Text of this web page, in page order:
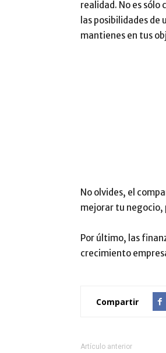
realidad. No es sólo
las posibilidades
mantienes en tus
No olvides, el
mejorar tu negocio,
Por último, las
crecimiento
Compartir
Artículo anterior